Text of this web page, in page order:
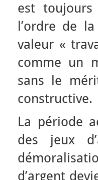
est
l’ordre de
valeur «
comme un
sans le
constructive.
La période
des jeux
d’argent